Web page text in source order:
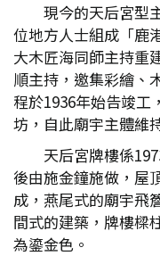
現今的天后宮型
位地方人士組成「鹿
大木匠海同師主持重
順主持，邀集彩繪、
程於1936年始告竣工
坊，自此廟宇主體維
天后宮牌樓係
後由施金鐘施做，屋
成，燕尾式的廟宇飛
間式的建築，牌樓樑
為鎏金色。